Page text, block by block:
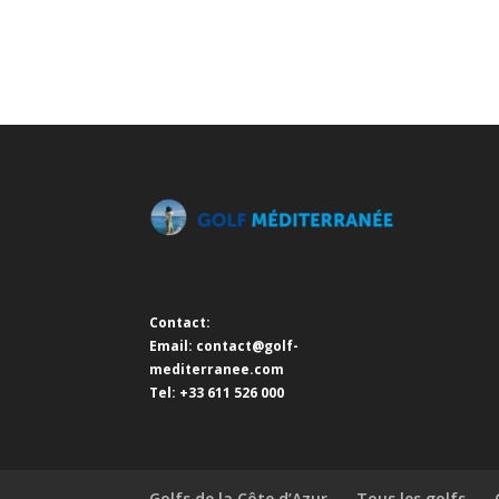
Contact:
Email: contact@golf-
mediterranee.com
Tel: +33 611 526 000